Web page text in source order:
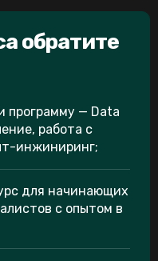
обратите
программу — Data
работа с
инжиниринг;
для начинающих
с опытом в